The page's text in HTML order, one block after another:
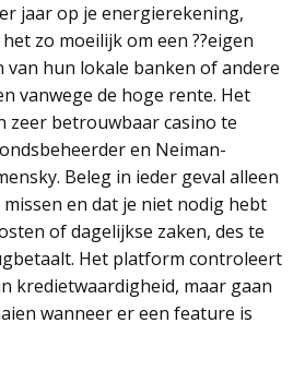
jaar op je energierekening,
zo moeilijk om een ??eigen
hun lokale banken of andere
vanwege de hoge rente. Het
zeer betrouwbaar casino te
en Neiman-
Beleg in ieder geval alleen
en dat je niet nodig hebt
of dagelijkse zaken, des te
Het platform controleert
kredietwaardigheid, maar gaan
wanneer er een feature is